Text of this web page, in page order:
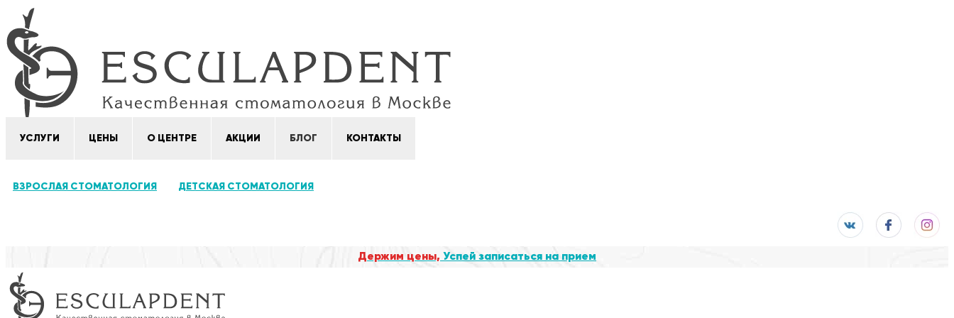
УСЛУГИ ЦЕНЫ О ЦЕНТРЕ АКЦИИ БЛОГ КОНТАКТЫ
ВЗРОСЛАЯ СТОМАТОЛОГИЯ ДЕТСКАЯ СТОМАТОЛОГИЯ
Держим цены, Успей записаться на прием